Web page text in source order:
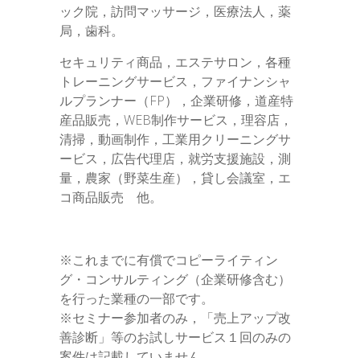
ック院，訪問マッサージ，医療法人，薬
局，歯科。
セキュリティ商品，エステサロン，各種
トレーニングサービス，ファイナンシャ
ルプランナー（FP），企業研修，道産特
産品販売，WEB制作サービス，理容店，
清掃，動画制作，工業用クリーニングサ
ービス，広告代理店，就労支援施設，測
量，農家（野菜生産），貸し会議室，エ
コ商品販売 他。
※これまでに有償でコピーライティン
グ・コンサルティング（企業研修含む）
を行った業種の一部です。
※セミナー参加者のみ，「売上アップ改
善診断」等のお試しサービス１回のみの